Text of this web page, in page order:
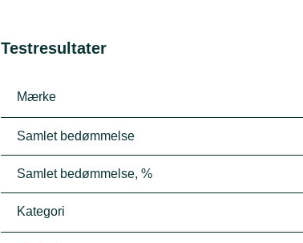
Testresultater
Mærke
Samlet bedømmelse
Samlet bedømmelse, %
Kategori